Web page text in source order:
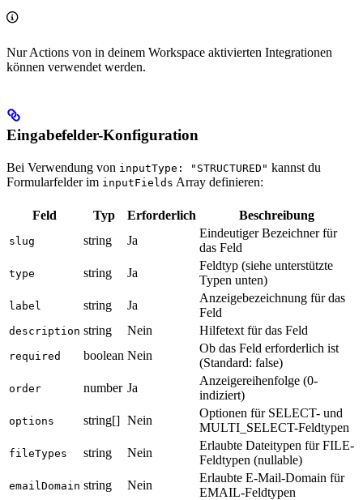
Nur Actions von in deinem Workspace aktivierten Integrationen
können verwendet werden.
Eingabefelder-Konfiguration
Bei Verwendung von inputType: "STRUCTURED" kannst du
Formularfelder im inputFields Array definieren:
Feld Typ Erforderlich Beschreibung
slug string Ja
Eindeutiger Bezeichner für
das Feld
type string Ja
Feldtyp (siehe unterstützte
Typen unten)
label string Ja
Anzeigebezeichnung für das
Feld
description string Nein Hilfetext für das Feld
required boolean Nein
Ob das Feld erforderlich ist
(Standard: false)
order number Ja
Anzeigereihenfolge (0-
indiziert)
options string[] Nein
Optionen für SELECT- und
MULTI_SELECT-Feldtypen
fileTypes string Nein
Erlaubte Dateitypen für FILE-
Feldtypen (nullable)
emailDomain string Nein
Erlaubte E-Mail-Domain für
EMAIL-Feldtypen